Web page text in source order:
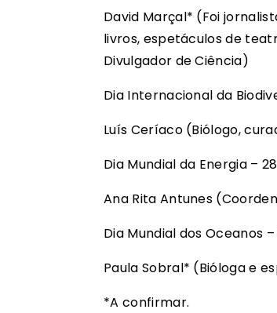
David Marçal* (Foi
livros, espetáculos de
Divulgador de Ciência)
Dia Internacional da
Luís Ceríaco (Biólogo,
Dia Mundial da Energia –
Ana Rita Antunes
Dia Mundial dos Oceanos
Paula Sobral* (Bióloga e
*A confirmar.